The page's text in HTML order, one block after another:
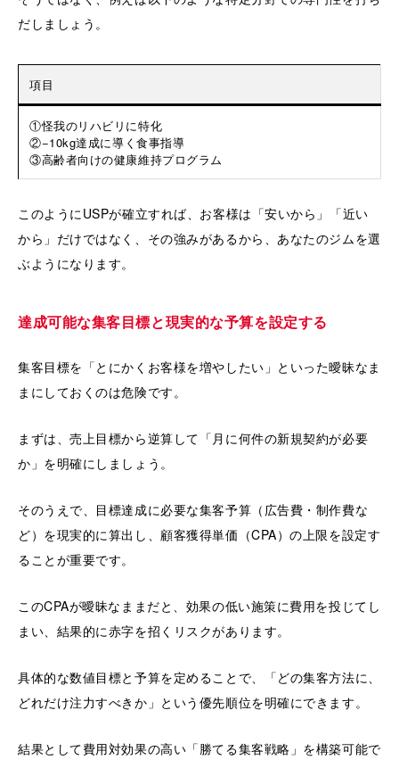
だしましょう。
項目
①怪我のリハビリに特化
②−10kg達成に導く食事指導
③高齢者向けの健康維持プログラム
このようにUSPが確立すれば、お客様は「安いから」「近い
から」だけではなく、その強みがあるから、あなたのジムを選
ぶようになります。
達成可能な集客目標と現実的な予算を設定する
集客目標を「とにかくお客様を増やしたい」といった曖昧なま
まにしておくのは危険です。
まずは、売上目標から逆算して「月に何件の新規契約が必要
か」を明確にしましょう。
そのうえで、目標達成に必要な集客予算（広告費・制作費な
ど）を現実的に算出し、顧客獲得単価（CPA）の上限を設定す
ることが重要です。
このCPAが曖昧なままだと、効果の低い施策に費用を投じてし
まい、結果的に赤字を招くリスクがあります。
具体的な数値目標と予算を定めることで、「どの集客方法に、
どれだけ注力すべきか」という優先順位を明確にできます。
結果として費用対効果の高い「勝てる集客戦略」を構築可能で